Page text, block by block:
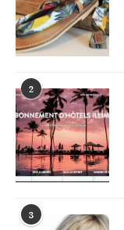
2
3